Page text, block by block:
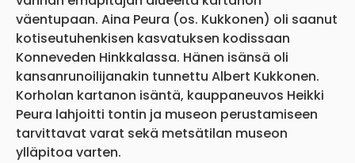
väentupaan. Aina Peura (os. Kukkonen) oli saanut
kotiseutuhenkisen kasvatuksen kodissaan
Konneveden Hinkkalassa. Hänen isänsä oli
kansanrunoilijanakin tunnettu Albert Kukkonen.
Korholan kartanon isäntä, kauppaneuvos Heikki
Peura lahjoitti tontin ja museon perustamiseen
tarvittavat varat sekä metsätilan museon
ylläpitoa varten.